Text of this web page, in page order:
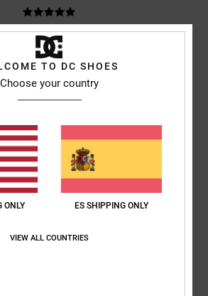
5
TO DC SHOES
Choose your country
ONLY ES SHIPPING ONLY
VIEW ALL COUNTRIES